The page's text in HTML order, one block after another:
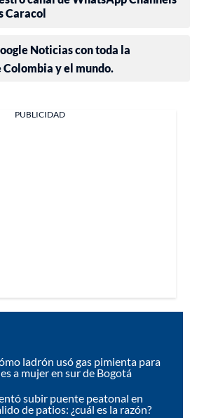
Caracol
Noticias con toda la
y el mundo.
PUBLICIDAD
ladrón usó gas pimienta para
a mujer en sur de Bogotá
subir puente peatonal en
de patios: ¿cuál es la razón?